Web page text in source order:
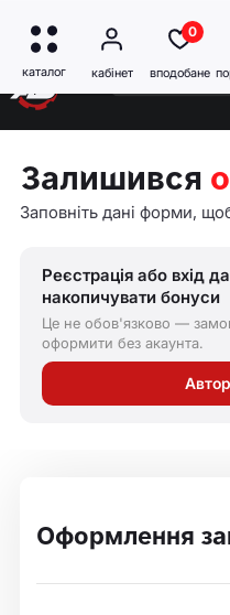
Безкоштовна 0
Залишився
Заповніть дані форми,
Реєстрація або вхід
накопичувати бонуси
Це не обов'язково —
оформити без акаунта.
Оформлення